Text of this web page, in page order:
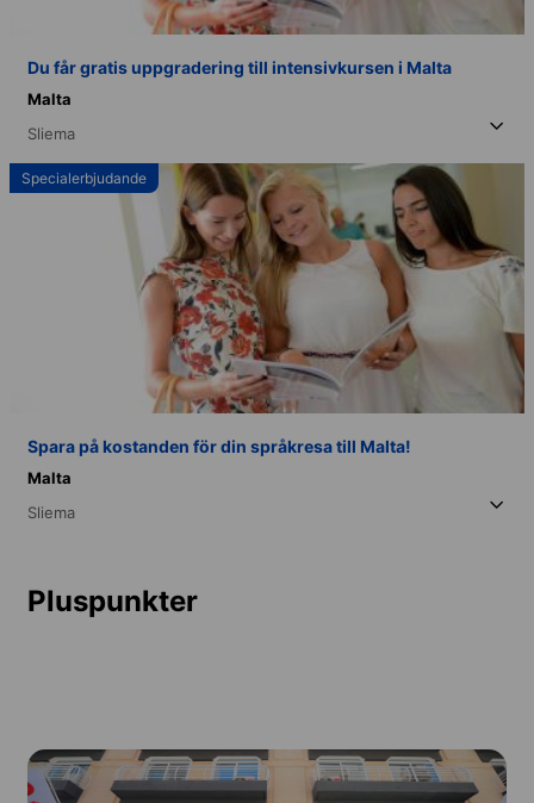
Du får gratis uppgradering till intensivkursen i Malta
Malta
Sliema
Specialerbjudande
Spara på kostanden för din språkresa till Malta!
Malta
Sliema
Pluspunkter